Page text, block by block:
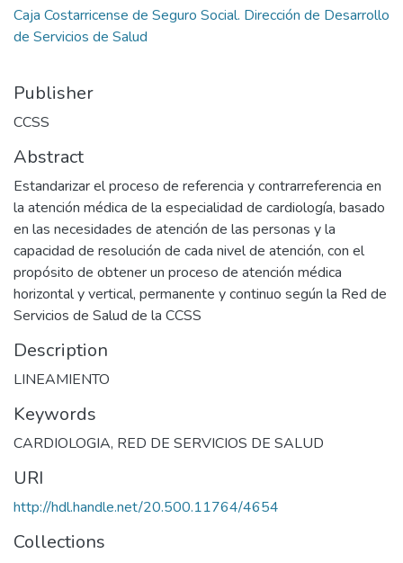
Caja Costarricense de Seguro Social. Dirección de Desarrollo
de Servicios de Salud
Publisher
CCSS
Abstract
Estandarizar el proceso de referencia y contrarreferencia en
la atención médica de la especialidad de cardiología, basado
en las necesidades de atención de las personas y la
capacidad de resolución de cada nivel de atención, con el
propósito de obtener un proceso de atención médica
horizontal y vertical, permanente y continuo según la Red de
Servicios de Salud de la CCSS
Description
LINEAMIENTO
Keywords
CARDIOLOGIA, RED DE SERVICIOS DE SALUD
URI
http://hdl.handle.net/20.500.11764/4654
Collections